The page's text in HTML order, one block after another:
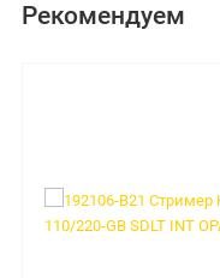
Рекомендуем